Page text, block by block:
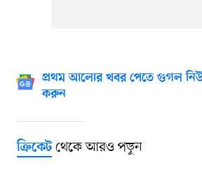
প্রথম আলোর খবর পেতে গুগল
করুন
ক্রিকেটথেকে আরও পড়ুন